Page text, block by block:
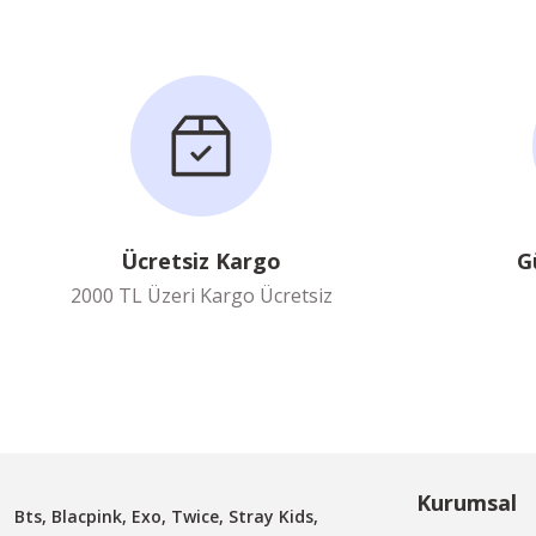
Ücretsiz Kargo
2000 TL Üzeri Kargo Ücretsiz
Bts, Blacpink, Exo, Twice, Stray Kids,
Kurumsal